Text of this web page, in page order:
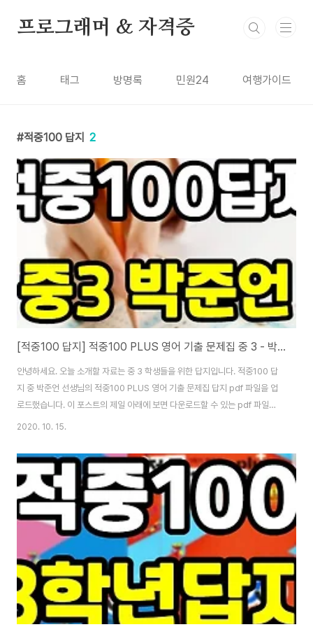
프로그래머 & 자격증
홈 태그 방명록 민원24 여행가이드
적중100 답지 2
[적중100 답지] 적중100 PLUS 영어 기출 문제집 중 3 - 박준언
안녕하세요. 오늘 소개할 자료는 중 3 학생들을 위한 답지입니다. 적중100 답
지 중 박준언 선생님의 적중100 PLUS 영어 기출 문제집 답지 pdf 파일을 업
로드했습니다. 이 포스트의 제일 아래에 보면 다운로드할 수 있는 pdf 파일이
있고요. pdf 파일을 클릭만하면 자동으로 내려 받아 바로 답지를 확인할 수 있
무 베껴쓰는 건 좋지 않아요. 한 번 풀어보고 정답 맞춰보는 용도로만 사용하시
길 바랍니다. 적중100 답지 중 박준언 선생님의 적중100 PLUS 영어 기출 문
제집 답지는 답안지가 정말 필요한 학생들을 위해 업로드한 자료입니다. 종종
과외 선생님, 학원 선생님들에게 답지를 내려 달라는 연락을 받기도 하는데요.
이 글..
2020. 10. 15.